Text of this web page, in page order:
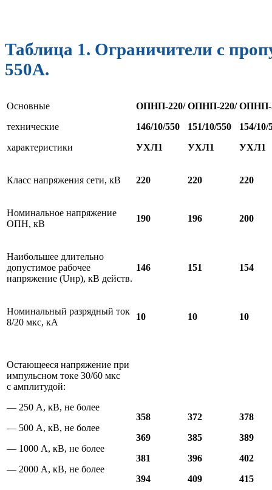
Таблица 1. Ограничители с
550А.
Основные
технические
характеристики
ОПНП-220/
146/10/550
УХЛ1
ОПНП-220/
151/10/550
УХЛ1
ОПНП-
154/10/
УХЛ1
Класс напряжения сети, кВ 220 220 220
Номинальное напряжение
ОПН, кВ
190 196 200
Наибольшее длительно
допустимое рабочее
напряжение (Uнр), кВ действ.
146 151 154
Номинальный разрядный ток
8/20 мкс, кА
10 10 10
Остающееся напряжение при
импульсном токе 30/60 мкс
с амплитудой:
— 250 А, кВ, не более
— 500 А, кВ, не более
— 1000 А, кВ, не более
— 2000 А, кВ, не более
358
369
381
394
372
385
396
409
378
389
402
415